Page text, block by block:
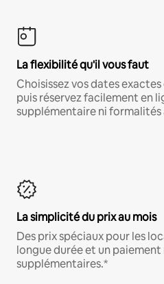
La flexibilité qu'il vous faut
Choisissez vos dates
puis réservez facilement en
supplémentaire ni
La simplicité du prix au mois
Des prix spéciaux pour les
longue durée et un paiement
supplémentaires.*